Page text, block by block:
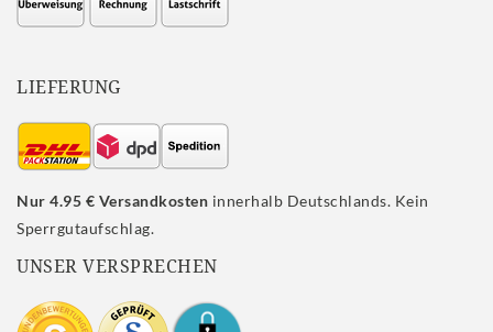
LIEFERUNG
Nur 4.95 € Versandkosten innerhalb Deutschlands. Kein
Sperrgutaufschlag.
UNSER VERSPRECHEN